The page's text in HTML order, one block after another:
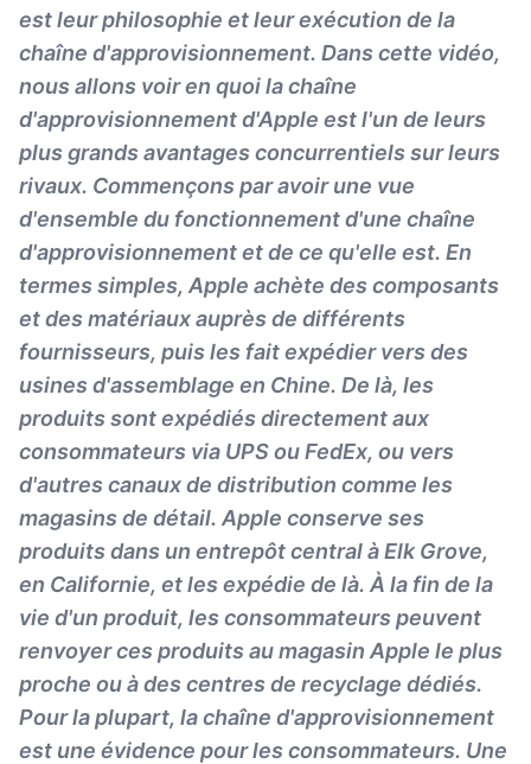
est leur philosophie et leur exécution de la
chaîne d'approvisionnement. Dans cette vidéo,
nous allons voir en quoi la chaîne
d'approvisionnement d'Apple est l'un de leurs
plus grands avantages concurrentiels sur leurs
rivaux. Commençons par avoir une vue
d'ensemble du fonctionnement d'une chaîne
d'approvisionnement et de ce qu'elle est. En
termes simples, Apple achète des composants
et des matériaux auprès de différents
fournisseurs, puis les fait expédier vers des
usines d'assemblage en Chine. De là, les
produits sont expédiés directement aux
consommateurs via UPS ou FedEx, ou vers
d'autres canaux de distribution comme les
magasins de détail. Apple conserve ses
produits dans un entrepôt central à Elk Grove,
en Californie, et les expédie de là. À la fin de la
vie d'un produit, les consommateurs peuvent
renvoyer ces produits au magasin Apple le plus
proche ou à des centres de recyclage dédiés.
Pour la plupart, la chaîne d'approvisionnement
est une évidence pour les consommateurs. Une